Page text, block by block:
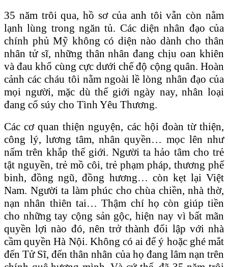
35 năm trôi qua, hồ sơ của anh tôi vẫn còn nằm
lạnh lùng trong ngăn tủ. Các diện nhân đạo của
chính phủ Mỹ không có diện nào dành cho thân
nhân tử sĩ, những thân nhân đang chịu oan khiên
và đau khổ cùng cực dưới chế độ cộng quân. Hoàn
cảnh các cháu tôi nằm ngoài lề lòng nhân đạo của
mọi người, mặc dù thế giới ngày nay, nhân loại
đang cổ súy cho Tình Yêu Thương.
Các cơ quan thiện nguyện, các hội đoàn từ thiện,
công lý, lương tâm, nhân quyền… mọc lên như
nấm trên khắp thế giới. Người ta hảo tâm cho trẻ
tật nguyền, trẻ mồ côi, trẻ phạm pháp, thương phế
binh, đồng ngũ, đồng hương… còn kẹt lại Việt
Nam. Người ta làm phúc cho chùa chiền, nhà thờ,
nạn nhân thiên tai… Thậm chí họ còn giúp tiền
cho những tay cộng sản gộc, hiện nay vì bất mãn
quyền lợi nào đó, nên trở thành đối lập với nhà
cầm quyền Hà Nội. Không có ai để ý hoặc ghé mắt
đến Tử Sĩ, đến thân nhân của họ đang lâm nạn trên